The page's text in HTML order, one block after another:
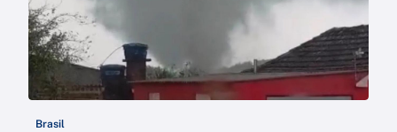
Brasil